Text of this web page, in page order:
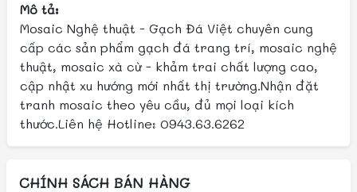
Mô tả:
Mosaic Nghệ thuật - Gạch Đá Việt chuyên cung
cấp các sản phẩm gạch đá trang trí, mosaic nghệ
thuật, mosaic xà cừ - khảm trai chất lượng cao,
cập nhật xu hướng mới nhất thị trường.Nhận đặt
tranh mosaic theo yêu cầu, đủ mọi loại kích
thước.Liên hệ Hotline: 0943.63.6262
CHÍNH SÁCH BÁN HÀNG